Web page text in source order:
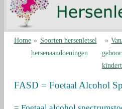
hoofdinhoud
Home » Soorten hersenletsel
hersenaandoeningen
»
FASD = Foetaal Alcohol